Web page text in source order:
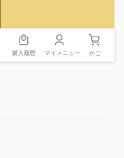
購入履歴 マイメニュー かご